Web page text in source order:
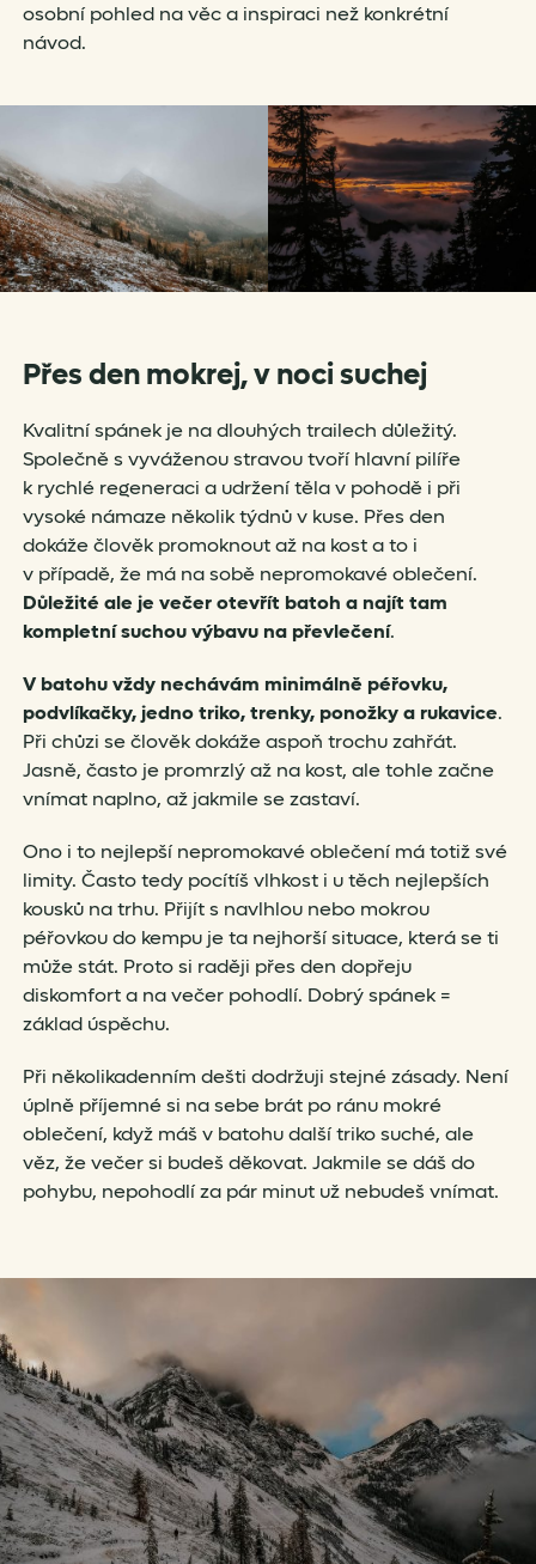
osobní pohled na věc a inspiraci než konkrétní
návod.
Přes den mokrej, v noci suchej
Kvalitní spánek je na dlouhých trailech důležitý.
Společně s vyváženou stravou tvoří hlavní pilíře
k rychlé regeneraci a udržení těla v pohodě i při
vysoké námaze několik týdnů v kuse. Přes den
dokáže člověk promoknout až na kost a to i
v případě, že má na sobě nepromokavé oblečení.
Důležité ale je večer otevřít batoh a najít tam
kompletní suchou výbavu na převlečení.
V batohu vždy nechávám minimálně péřovku,
podvlíkačky, jedno triko, trenky, ponožky a rukavice.
Při chůzi se člověk dokáže aspoň trochu zahřát.
Jasně, často je promrzlý až na kost, ale tohle začne
vnímat naplno, až jakmile se zastaví.
Ono i to nejlepší nepromokavé oblečení má totiž své
limity. Často tedy pocítíš vlhkost i u těch nejlepších
kousků na trhu. Přijít s navlhlou nebo mokrou
péřovkou do kempu je ta nejhorší situace, která se ti
může stát. Proto si raději přes den dopřeju
diskomfort a na večer pohodlí. Dobrý spánek =
základ úspěchu.
Při několikadenním dešti dodržuji stejné zásady. Není
úplně příjemné si na sebe brát po ránu mokré
oblečení, když máš v batohu další triko suché, ale
věz, že večer si budeš děkovat. Jakmile se dáš do
pohybu, nepohodlí za pár minut už nebudeš vnímat.